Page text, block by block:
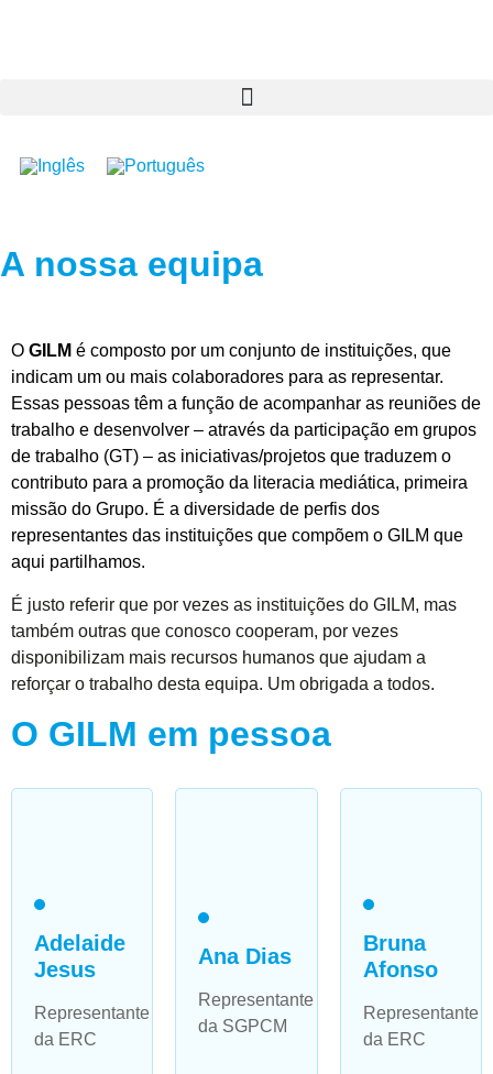
A nossa equipa
O GILM é composto por um conjunto de instituições, que
indicam um ou mais colaboradores para as representar.
Essas pessoas têm a função de acompanhar as reuniões de
trabalho e desenvolver – através da participação em grupos
de trabalho (GT) – as iniciativas/projetos que traduzem o
contributo para a promoção da literacia mediática, primeira
missão do Grupo. É a diversidade de perfis dos
representantes das instituições que compõem o GILM que
aqui partilhamos.
É justo referir que por vezes as instituições do GILM, mas
também outras que conosco cooperam, por vezes
disponibilizam mais recursos humanos que ajudam a
reforçar o trabalho desta equipa. Um obrigada a todos.
O GILM em pessoa
Adelaide
Jesus
Representante
da ERC
Ana Dias
Representante
da SGPCM
Bruna
Afonso
Representante
da ERC